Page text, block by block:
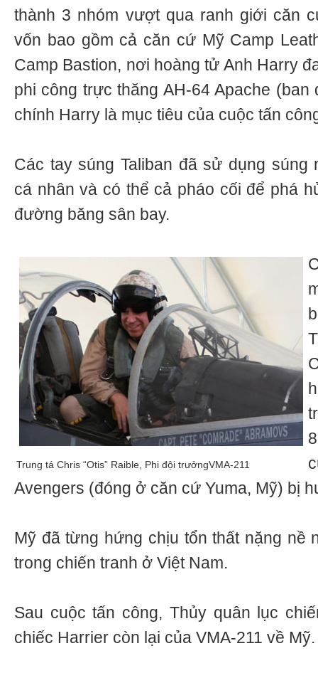
thành 3 nhóm vượt qua ranh giới căn
vốn bao gồm cả căn cứ Mỹ Camp
Camp Bastion, nơi hoàng tử Anh Harry
phi công trực thăng AH-64 Apache
chính Harry là mục tiêu của cuộc tấn
Các tay súng Taliban đã sử dụng súng
cá nhân và có thể cả pháo cối để phá
đường băng sân bay.
Trung tá Chris “Otis” Raible, Phi đội trưởngVMA-211
Avengers (đóng ở căn cứ Yuma, Mỹ) bị
Mỹ đã từng hứng chịu tổn thất nặng nề
trong chiến tranh ở Việt Nam.
Sau cuộc tấn công, Thủy quân lục
chiếc Harrier còn lại của VMA-211 về Mỹ.